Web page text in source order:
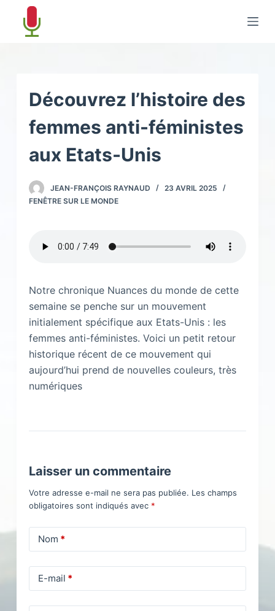
Découvrez l’histoire des
femmes anti-féministes
aux Etats-Unis
JEAN-FRANÇOIS RAYNAUD
23 AVRIL 2025
FENÊTRE SUR LE MONDE
Notre chronique Nuances du monde de cette
semaine se penche sur un mouvement
initialement spécifique aux Etats-Unis : les
femmes anti-féministes. Voici un petit retour
historique récent de ce mouvement qui
aujourd’hui prend de nouvelles couleurs, très
numériques
Laisser un commentaire
Votre adresse e-mail ne sera pas publiée. Les champs
obligatoires sont indiqués avec *
Nom *
E-mail *